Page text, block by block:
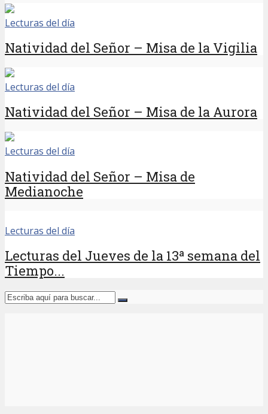
Lecturas del día
Natividad del Señor – Misa de la Vigilia
Lecturas del día
Natividad del Señor – Misa de la Aurora
Lecturas del día
Natividad del Señor – Misa de
Medianoche
Lecturas del día
Lecturas del Jueves de la 13ª semana del
Tiempo...